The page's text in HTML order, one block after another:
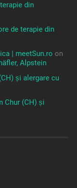
din
de terapie din
| meetSun.ro on
Alpstein
și alergare cu
Chur (CH) și